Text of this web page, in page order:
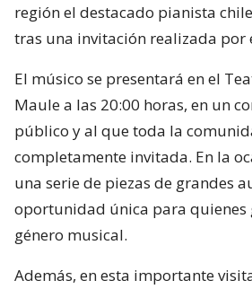
región el destacado pianista
tras una invitación realizada por
El músico se presentará en el
Maule a las 20:00 horas, en un
público y al que toda la
completamente invitada. En la
una serie de piezas de grandes
oportunidad única para quienes
género musical.
Además, en esta importante